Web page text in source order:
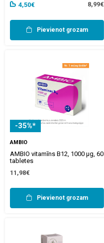
4,50€
8,99€
Pievienot grozam
-35%*
AMBIO
AMBIO vitamīns B12, 1000 µg, 60
tabletes
11,98€
Pievienot grozam